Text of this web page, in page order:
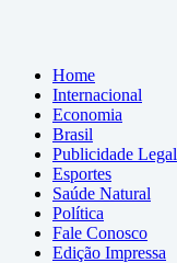
Home
Internacional
Economia
Brasil
Publicidade Legal
Esportes
Saúde Natural
Política
Fale Conosco
Edição Impressa